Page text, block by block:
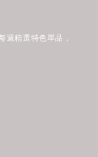
週精選特色單品，